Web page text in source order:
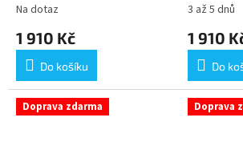
Na dotaz
1 910 Kč
Do košíku
3 až 5 dnů
1 910
Do
Doprava zdarma Doprava